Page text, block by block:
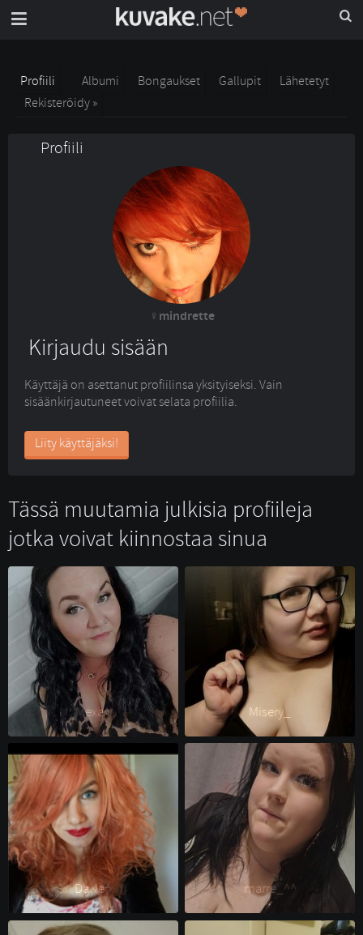
Profiili Albumi Bongaukset Gallupit
Lähetetyt
Rekisteröidy »
Profiili
mindrette
Kirjaudu sisään
Käyttäjä on asettanut profiilinsa yksityiseksi. Vain
sisäänkirjautuneet voivat selata profiilia.
Liity käyttäjäksi!
Tässä muutamia julkisia profiileja
jotka voivat kiinnostaa sinua
Mexa^ Misery_
DaNe^ marre_^^